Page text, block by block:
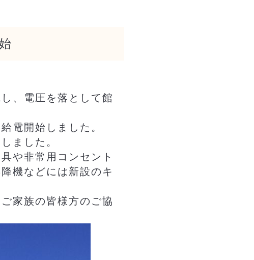
、電圧を落として館
電開始しました。
ました。
や非常用コンセント
機などには新設のキ
家族の皆様方のご協